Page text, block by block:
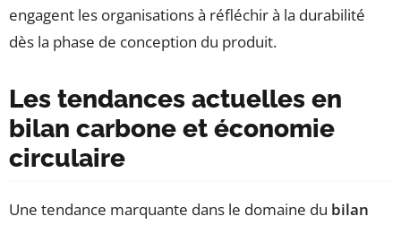
engagent les organisations à réfléchir à la durabilité
dès la phase de conception du produit.
Les tendances actuelles en
bilan carbone et économie
circulaire
Une tendance marquante dans le domaine du bilan